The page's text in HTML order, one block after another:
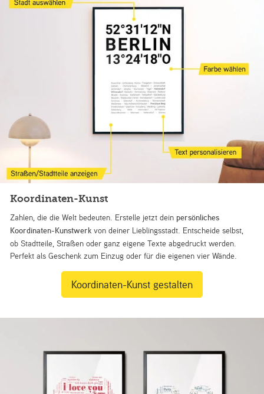
Koordinaten-Kunst
Zahlen, die die Welt bedeuten. Erstelle jetzt dein persönliches
Koordinaten-Kunstwerk von deiner Lieblingsstadt. Entscheide selbst,
ob Stadtteile, Straßen oder ganz eigene Texte abgedruckt werden.
Perfekt als Geschenk zum Einzug oder für die eigenen vier Wände.
Koordinaten-Kunst gestalten